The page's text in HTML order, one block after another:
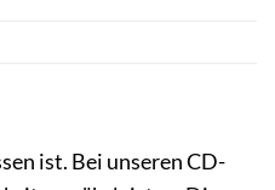
ist. Bei unseren CD-